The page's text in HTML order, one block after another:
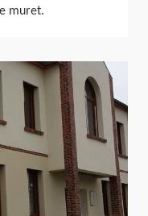
muret.